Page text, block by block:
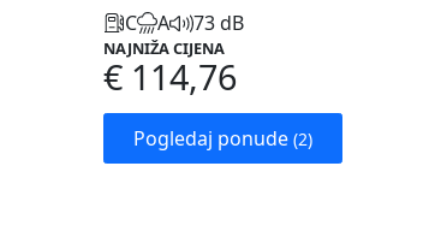
C A 73 dB
NAJNIŽA CIJENA
€ 114,76
Pogledaj ponude (2)